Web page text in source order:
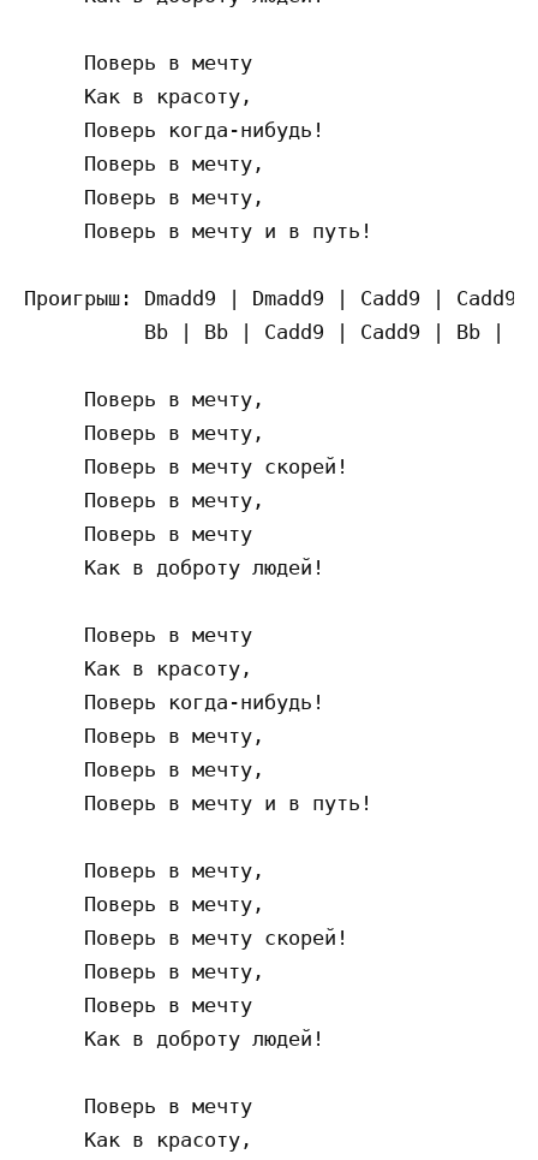
     Поверь в мечту
     Как в красоту,
     Поверь когда-нибудь!
     Поверь в мечту,
     Поверь в мечту,
     Поверь в мечту и в путь!
Проигрыш: Dmadd9 | Dmadd9 | Cadd9 |
Bb | Bb | Cadd9 | Cadd9 | Bb |
     Поверь в мечту,
     Поверь в мечту,
     Поверь в мечту скорей!
     Поверь в мечту,
     Поверь в мечту
     Как в доброту людей!
     Поверь в мечту
     Как в красоту,
     Поверь когда-нибудь!
     Поверь в мечту,
     Поверь в мечту,
     Поверь в мечту и в путь!
     Поверь в мечту,
     Поверь в мечту,
     Поверь в мечту скорей!
     Поверь в мечту,
     Поверь в мечту
     Как в доброту людей!
     Поверь в мечту
     Как в красоту,